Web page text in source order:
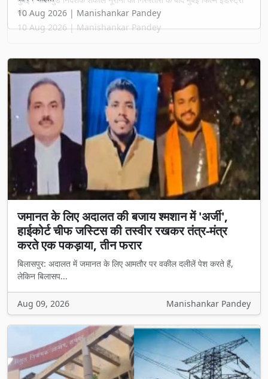
से...
10 Aug 2026 | Manishankar Pandey
जमानत के लिए अदालत की बजाय श्मशान में 'अर्जी',
हाईकोर्ट चीफ जस्टिस की तस्वीर रखकर तंत्र-मंत्र
करते एक पकड़ाया, तीन फरार
बिलासपुर: अदालत में जमानत के लिए आमतौर पर वकील दलीलें पेश करते हैं,
लेकिन बिलासप...
Aug 09, 2026 Manishankar Pandey